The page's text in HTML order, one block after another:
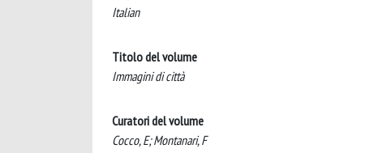
Italian
Titolo del volume
Immagini di città
Curatori del volume
Cocco, E; Montanari, F